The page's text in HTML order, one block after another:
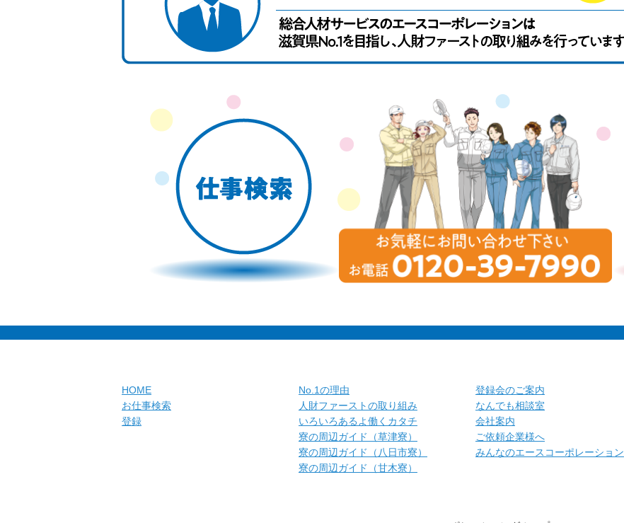
HOME
お仕事検索
登録
No.1の理由
人財ファーストの取り組み
いろいろあるよ働くカタチ
寮の周辺ガイド（草津寮）
寮の周辺ガイド（八日市寮）
寮の周辺ガイド（甘木寮）
登録会のご案内
なんでも相談室
会社案内
ご依頼企業様へ
みんなのエースコーポレーション